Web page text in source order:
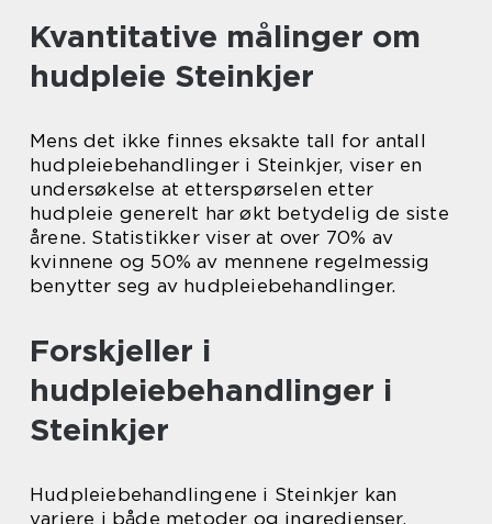
Kvantitative målinger om
hudpleie Steinkjer
Mens det ikke finnes eksakte tall for antall
hudpleiebehandlinger i Steinkjer, viser en
undersøkelse at etterspørselen etter
hudpleie generelt har økt betydelig de siste
årene. Statistikker viser at over 70% av
kvinnene og 50% av mennene regelmessig
benytter seg av hudpleiebehandlinger.
Forskjeller i
hudpleiebehandlinger i
Steinkjer
Hudpleiebehandlingene i Steinkjer kan
variere i både metoder og ingredienser,